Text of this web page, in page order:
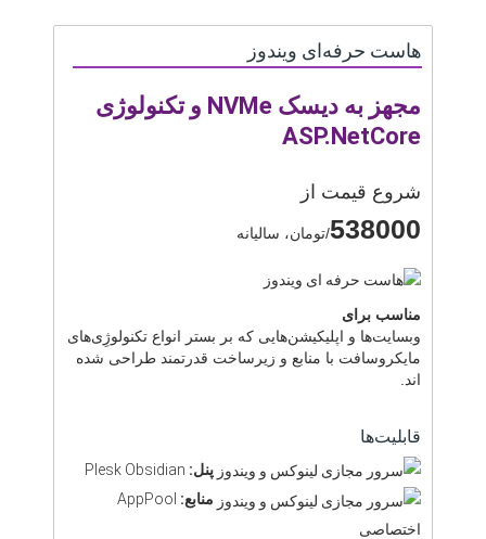
هاست حرفه‌ای ویندوز
مجهز به دیسک NVMe و تکنولوژی
ASP.NetCore
شروع قیمت از
538000/تومان، سالیانه
مناسب برای
وبسایت‌ها و اپلیکیشن‌هایی که بر بستر انواع تکنولوژِی‌های
مایکروسافت با منابع و زیرساخت قدرتمند طراحی شده
اند.
قابلیت‌ها
پنل:
منابع: AppPool
اختصاصی